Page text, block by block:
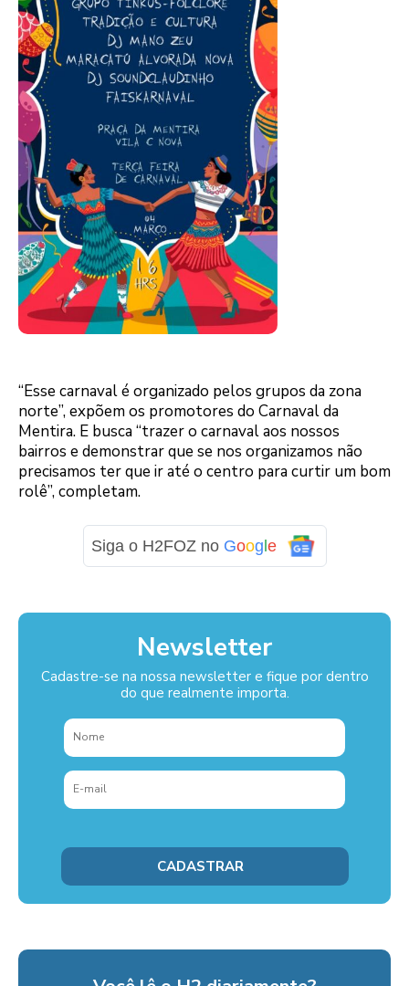
“Esse carnaval é organizado pelos grupos da zona
norte”, expõem os promotores do Carnaval da
Mentira. E busca “trazer o carnaval aos nossos
bairros e demonstrar que se nos organizamos não
precisamos ter que ir até o centro para curtir um bom
rolê”, completam.
Siga o H2FOZ no Goog e
Newsletter
Cadastre-se na nossa newsletter e fique por dentro
do que realmente importa.